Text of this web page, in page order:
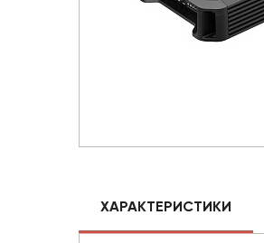
ХАРАКТЕРИСТИКИ